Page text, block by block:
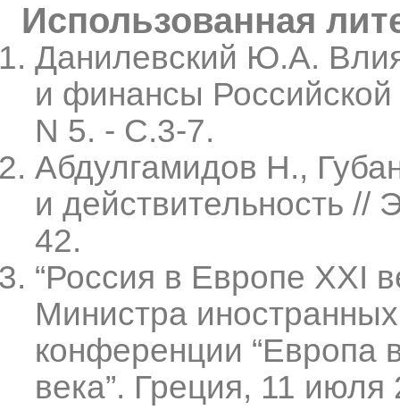
Использованная
Данилевский Ю.А.
и финансы
N 5. - С.3-7.
Абдулгамидов Н.,
и действительность //
42.
“Россия в Европе XXI
Министра
конференции
века”. Греция, 11 июля